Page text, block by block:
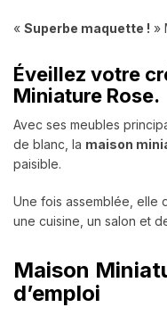
« Superbe maquette ! »
Éveillez votre
Miniature Rose.
Avec ses meubles
de blanc, la maison
paisible.
Une fois assemblée, elle
une cuisine, un salon et
Maison
d’emploi